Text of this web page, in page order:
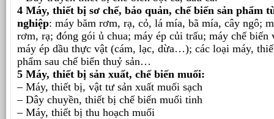
4 Máy, thiết bị sơ chế, bảo quản, chế biến sản phẩm
nghiệp: máy băm rơm, rạ, cỏ, lá mía, bã mía, cây ngô;
rơm, rạ; đóng gói ủ chua; máy ép củi trấu; máy chế
máy ép dầu thực vật (cám, lạc, dừa…); các loại máy,
phẩm sau chế biến thuỷ sản…
5 Máy, thiết bị sản xuất, chế biến muối:
– Máy, thiết bị, vật tư sản xuất muối sạch
– Dây chuyền, thiết bị chế biến muối tinh
– Máy, thiết bị thu hoạch muối